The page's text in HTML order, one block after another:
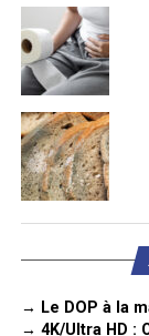
→ Le DOP à la
→ 4K/Ultra HD :